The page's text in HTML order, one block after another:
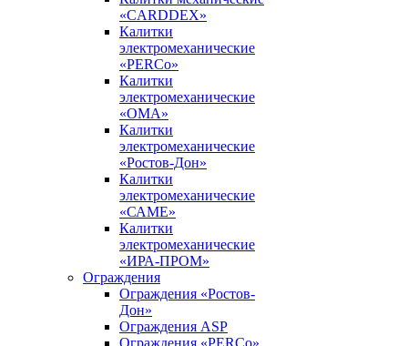
«CARDDEX»
Калитки
электромеханические
«PERCo»
Калитки
электромеханические
«ОМА»
Калитки
электромеханические
«Ростов-Дон»
Калитки
электромеханические
«САМЕ»
Калитки
электромеханические
«ИРА-ПРОМ»
Ограждения
Ограждения «Ростов-
Дон»
Ограждения ASP
Ограждения «PERCo»